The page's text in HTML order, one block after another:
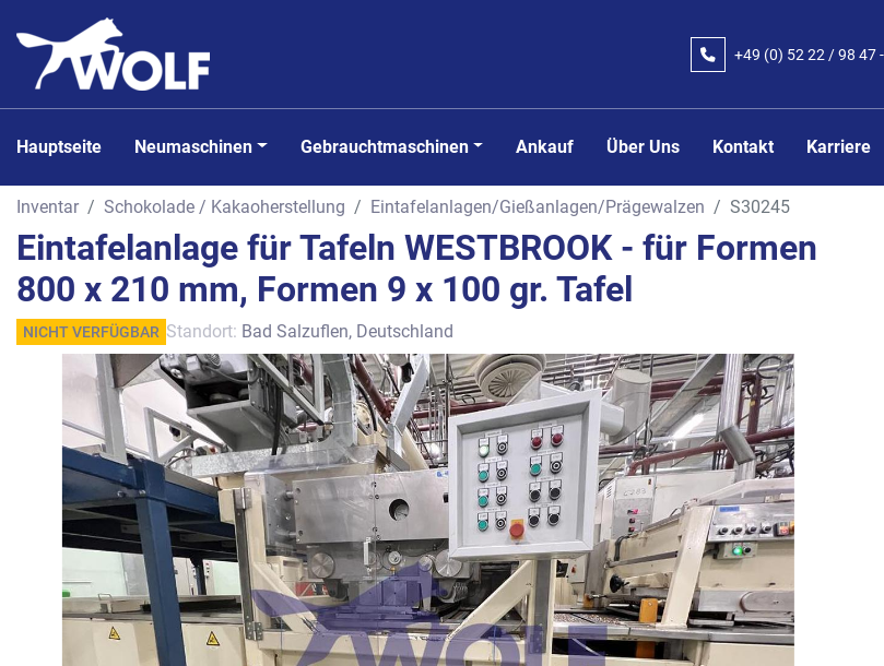
+49 (0) 52 22 / 98 47
Hauptseite Neumaschinen Gebrauchtmaschinen Ankauf Über Uns Kontakt Karriere
Inventar Schokolade / Kakaoherstellung Eintafelanlagen/Gießanlagen/Prägewalzen S30245
Eintafelanlage für Tafeln WESTBROOK - für Formen
800 x 210 mm, Formen 9 x 100 gr. Tafel
NICHT VERFÜGBAR Standort: Bad Salzuflen, Deutschland